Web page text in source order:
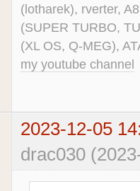
(lotharek), rverter,
(SUPER TURBO,
(XL OS, Q-MEG),
my youtube channel
2023-12-05
drac030